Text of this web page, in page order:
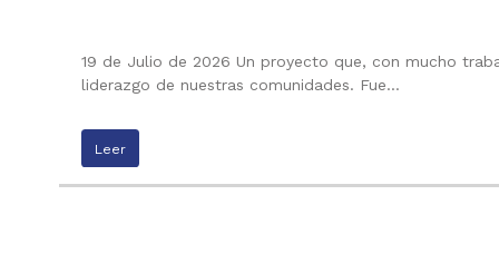
19 de Julio de 2026 Un proyecto que, con mucho
liderazgo de nuestras comunidades. Fue…
Leer